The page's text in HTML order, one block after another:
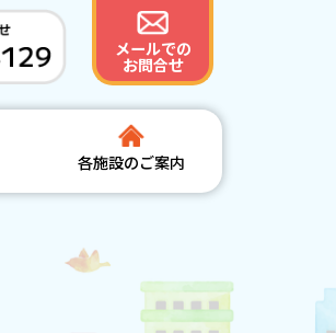
メールでの
お問合せ
各施設のご案内